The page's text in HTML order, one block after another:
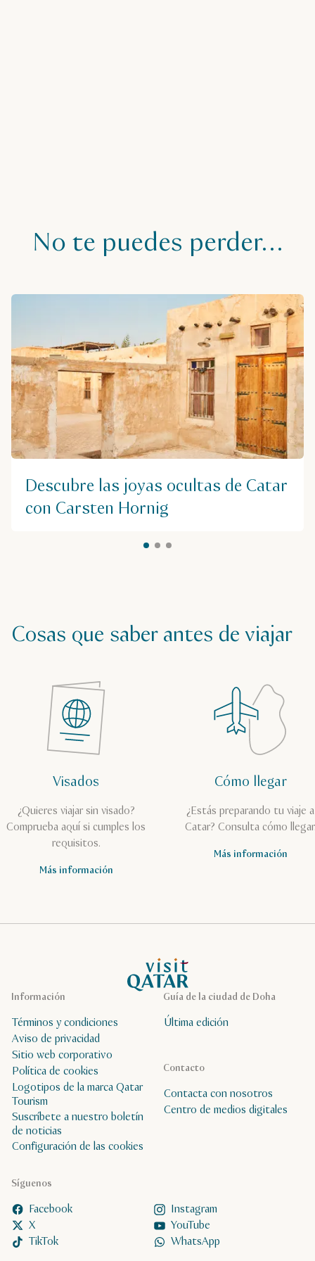
Información útil
Souq waqif, Doha, Qatar
Obtener indicaciones
Teléfono
+974 6622 5151
$$
No te puedes perder…
Descubre las joyas ocultas de Catar
con Carsten Hornig
Cosas que saber antes de viajar
Visados
¿Quieres viajar sin visado?
Comprueba aquí si cumples los
requisitos.
Más información
Cómo llegar
¿Estás preparando tu viaje a
Catar? Consulta cómo
Más información
Página de inicio de Visit Qatar
Guía de la ciudad de Doha
Última edición
Síguenos
Facebook
Instagram
X
YouTube
TikTok
WhatsApp
Contacto
Contacta con nosotros
Centro de medios digitales
Información
Términos y condiciones
Aviso de privacidad
Sitio web corporativo
Política de cookies
Logotipos de la marca Qatar
Tourism
Suscríbete a nuestro boletín
de noticias
Configuración de las cookies